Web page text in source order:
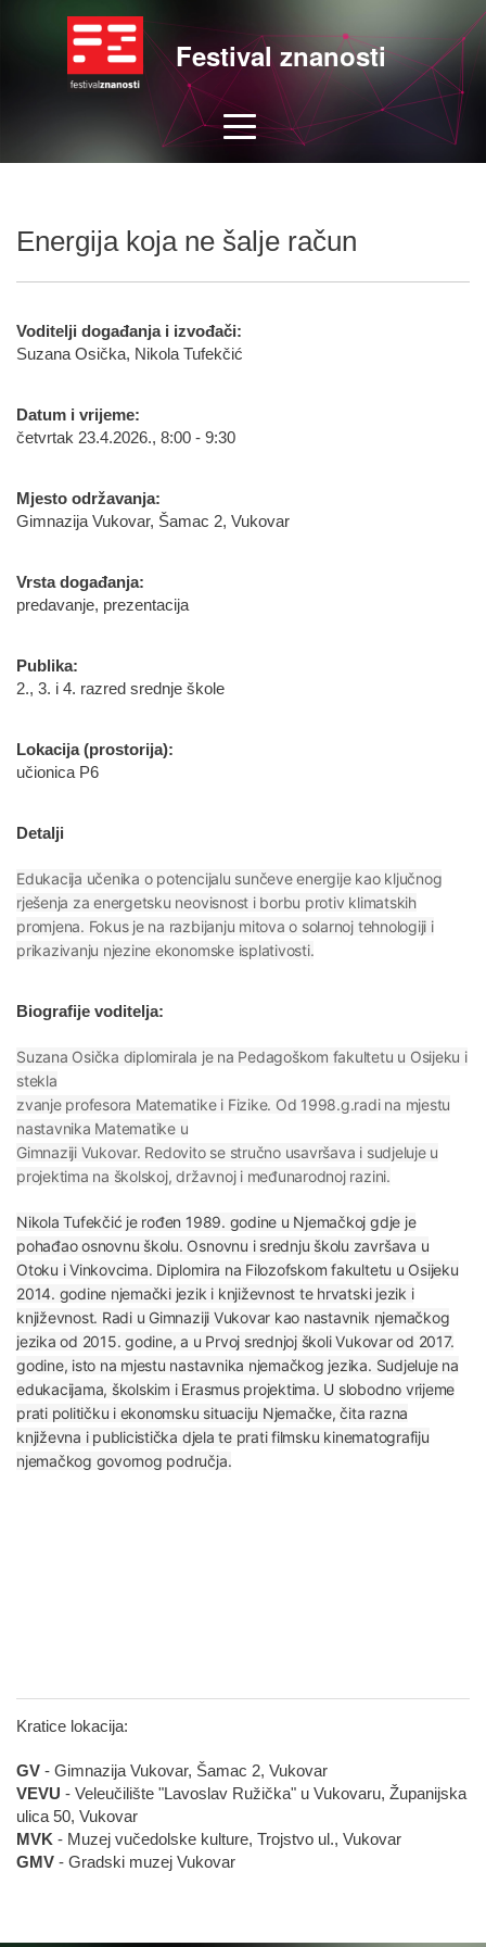
Festival znanosti
Energija koja ne šalje račun
Voditelji događanja i izvođači:
Suzana Osička, Nikola Tufekčić
Datum i vrijeme:
četvrtak 23.4.2026., 8:00 - 9:30
Mjesto održavanja:
Gimnazija Vukovar, Šamac 2, Vukovar
Vrsta događanja:
predavanje, prezentacija
Publika:
2., 3. i 4. razred srednje škole
Lokacija (prostorija):
učionica P6
Detalji
Edukacija učenika o potencijalu sunčeve energije kao ključnog
rješenja za energetsku neovisnost i borbu protiv klimatskih
promjena. Fokus je na razbijanju mitova o solarnoj tehnologiji i
prikazivanju njezine ekonomske isplativosti.
Biografije voditelja:
Suzana Osička diplomirala je na Pedagoškom fakultetu u Osijeku i
stekla
zvanje profesora Matematike i Fizike. Od 1998.g.radi na mjestu
nastavnika Matematike u
Gimnaziji Vukovar. Redovito se stručno usavršava i sudjeluje u
projektima na školskoj, državnoj i međunarodnoj razini.
Nikola Tufekčić je rođen 1989. godine u Njemačkoj gdje je
pohađao osnovnu školu. Osnovnu i srednju školu završava u
Otoku i Vinkovcima. Diplomira na Filozofskom fakultetu u Osijeku
2014. godine njemački jezik i književnost te hrvatski jezik i
književnost. Radi u Gimnaziji Vukovar kao nastavnik njemačkog
jezika od 2015. godine, a u Prvoj srednjoj školi Vukovar od 2017.
godine, isto na mjestu nastavnika njemačkog jezika. Sudjeluje na
edukacijama, školskim i Erasmus projektima. U slobodno vrijeme
prati političku i ekonomsku situaciju Njemačke, čita razna
književna i publicistička djela te prati filmsku kinematografiju
njemačkog govornog područja.
Kratice lokacija:
GV - Gimnazija Vukovar, Šamac 2, Vukovar
VEVU - Veleučilište "Lavoslav Ružička" u Vukovaru, Županijska
ulica 50, Vukovar
MVK - Muzej vučedolske kulture, Trojstvo ul., Vukovar
GMV - Gradski muzej Vukovar